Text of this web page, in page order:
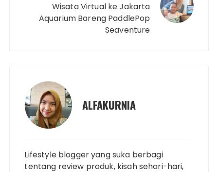
Wisata Virtual ke Jakarta
Aquarium Bareng PaddlePop
Seaventure
ALFAKURNIA
Lifestyle blogger yang suka berbagi
tentang review produk, kisah sehari-hari,